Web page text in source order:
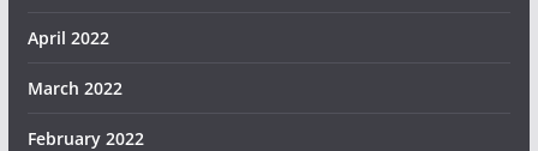
April 2022
March 2022
February 2022